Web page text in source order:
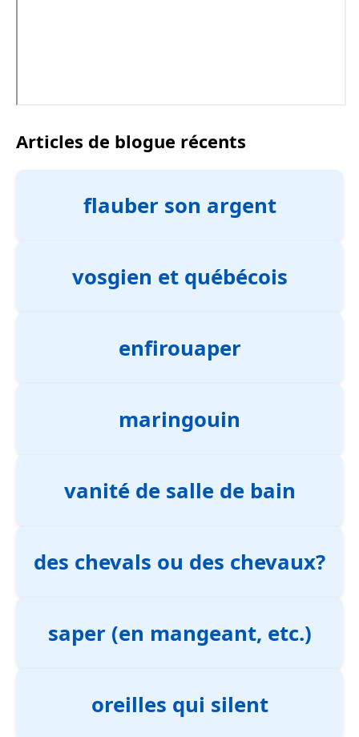
Articles de blogue récents
flauber son argent
vosgien et québécois
enfirouaper
maringouin
vanité de salle de bain
des chevals ou des chevaux?
saper (en mangeant, etc.)
oreilles qui silent